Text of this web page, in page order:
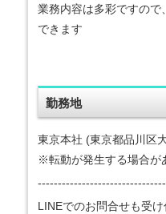
業務内容は多彩ですの
できます
勤務地
東京本社 (東京都品川区
※転動が発生する場合が
LINEでのお問合せも受